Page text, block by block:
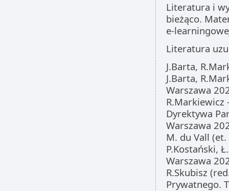
Literatura i
bieżąco.
e-
Literatura
J.Barta,
J.Barta,
Warszawa
Dyrektywa
Warszawa
M. du Vall
P.Kostański,
Warszawa
R.Skubisz
Prywatnego.